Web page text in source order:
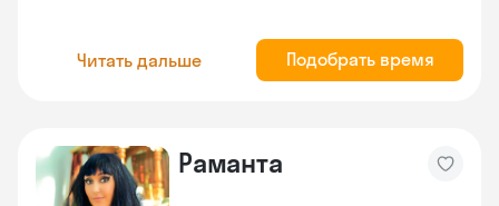
Читать дальше Подобрать время
Раманта